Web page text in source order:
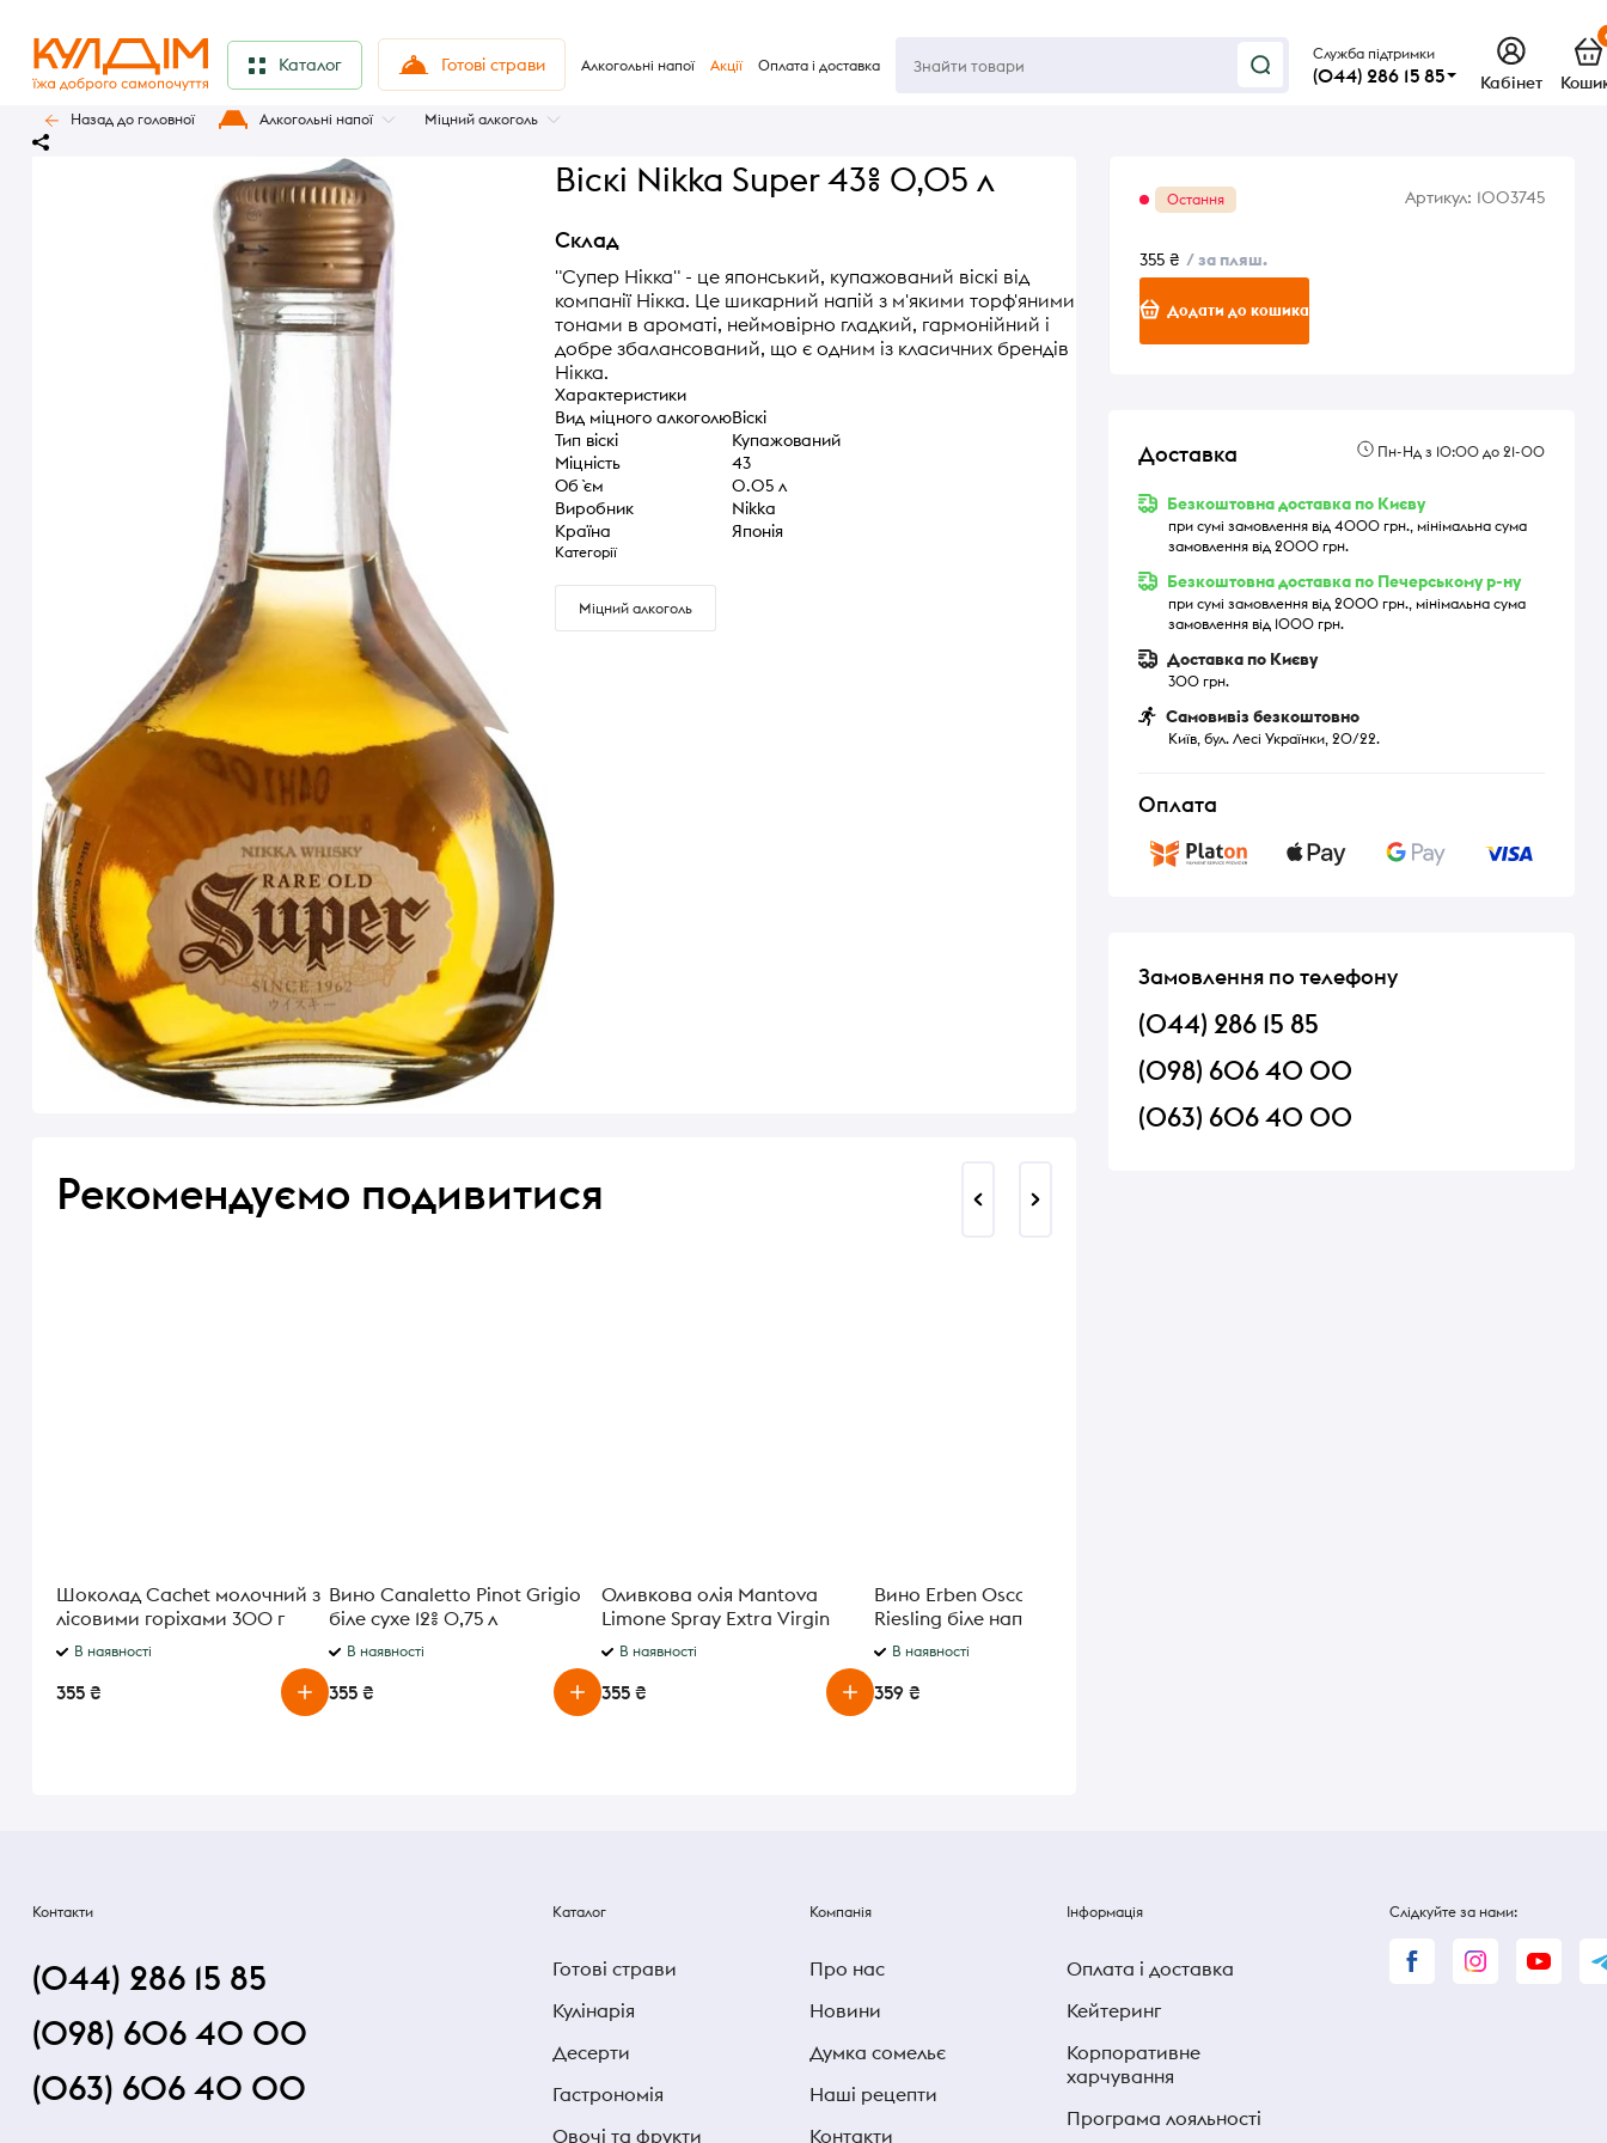
Каталог Готові страви Алкогольні напої Акції Оплата і доставка
Служба підтримки
(044) 286 15 85 Кабінет
Назад до головної Алкогольні напої Міцний алкоголь
Віскі Nikka Super 43% 0,05 л
Склад
"Супер Нікка" - це японський, купажований віскі від
компанії Нікка. Це шикарний напій з м'якими торф'яними
тонами в ароматі, неймовірно гладкий, гармонійний і
добре збалансований, що є одним із класичних брендів
Нікка.
Характеристики
Вид міцного алкоголюВіскі
Тип віскі
Купажований
Міцність
43
Об `єм
0.05 л
Виробник
Nikka
Країна
Японія
Категорії
Міцний алкоголь
Рекомендуємо подивитися
Шоколад Cachet молочний з
лісовими горіхами 300 г
В наявності
355 ₴
Вино Canaletto Pinot Grigio
біле сухе 12% 0,75 л
В наявності
355 ₴
Оливкова олія Mantova
Limone Spray Extra Virgin
200мл
В наявності
355 ₴
Вино Erben Oscar Haussmann
Riesling бiле напівсолодке
9,5% 0,75 л
В наявності
359 ₴
Остання Артикул: 1003745
355 ₴ / за пляш.
Додати до кошика
Доставка Пн-Нд з 10:00 до 21-00
Безкоштовна доставка по Києву
при сумі замовлення від 4000 грн., мінімальна сума
замовлення від 2000 грн.
Безкоштовна доставка по Печерському р-ну
при сумі замовлення від 2000 грн., мінімальна сума
замовлення від 1000 грн.
Доставка по Києву
300 грн.
Самовивіз безкоштовно
Київ, бул. Лесі Українки, 20/22.
Оплата
Замовлення по телефону
(044) 286 15 85
(098) 606 40 00
(063) 606 40 00
Контакти
(044) 286 15 85
(098) 606 40 00
(063) 606 40 00
Каталог
Готові страви
Кулінарія
Десерти
Гастрономія
Овочі та фрукти
Компанія
Про нас
Новини
Думка сомельє
Наші рецепти
Контакти
Інформація
Оплата і доставка
Кейтеринг
Корпоративне
харчування
Програма лояльності
Слідкуйте за нами: